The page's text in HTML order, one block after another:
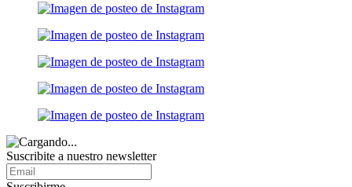
Suscribite a nuestro newsletter